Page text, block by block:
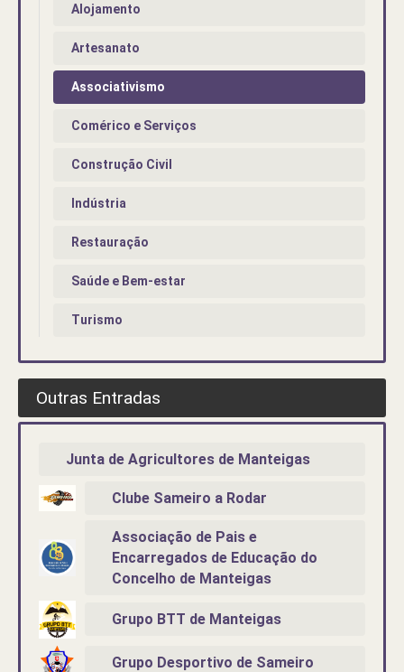
Alojamento
Artesanato
Associativismo
Comérico e Serviços
Construção Civil
Indústria
Restauração
Saúde e Bem-estar
Turismo
Outras Entradas
Junta de Agricultores de Manteigas
Clube Sameiro a Rodar
Associação de Pais e
Encarregados de Educação do
Concelho de Manteigas
Grupo BTT de Manteigas
Grupo Desportivo de Sameiro